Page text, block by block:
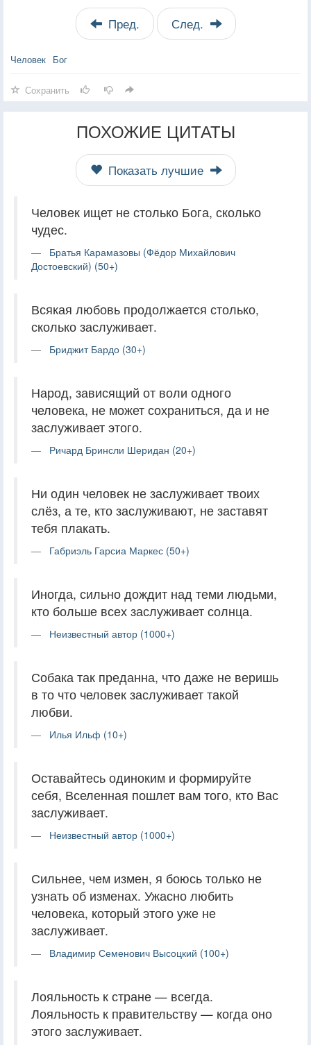
Пред. След.
Человек Бог
Сохранить
ПОХОЖИЕ ЦИТАТЫ
Показать лучшие
Человек ищет не столько Бога, сколько
чудес.
Братья Карамазовы (Фёдор Михайлович
Достоевский) (50+)
Всякая любовь продолжается столько,
сколько заслуживает.
Бриджит Бардо (30+)
Народ, зависящий от воли одного
человека, не может сохраниться, да и не
заслуживает этого.
Ричард Бринсли Шеридан (20+)
Ни один человек не заслуживает твоих
слёз, а те, кто заслуживают, не заставят
тебя плакать.
Габриэль Гарсиа Маркес (50+)
Иногда, сильно дождит над теми людьми,
кто больше всех заслуживает солнца.
Неизвестный автор (1000+)
Собака так преданна, что даже не веришь
в то что человек заслуживает такой
любви.
Илья Ильф (10+)
Оставайтесь одиноким и формируйте
себя, Вселенная пошлет вам того, кто Вас
заслуживает.
Неизвестный автор (1000+)
Сильнее, чем измен, я боюсь только не
узнать об изменах. Ужасно любить
человека, который этого уже не
заслуживает.
Владимир Семенович Высоцкий (100+)
Лояльность к стране — всегда.
Лояльность к правительству — когда оно
этого заслуживает.